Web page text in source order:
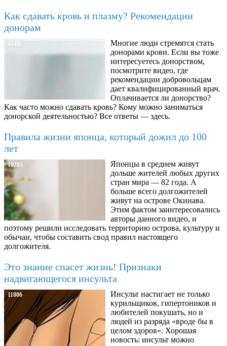
Как сдавать кровь и плазму? Рекомендации
донорам
4143
Многие люди стремятся стать
донорами крови. Если вы тоже
интересуетесь донорством,
посмотрите видео, где
рекомендации добровольцам
дает квалифицированный врач.
Оплачивается ли донорство?
Как часто можно сдавать кровь? Кому можно заниматься
донорской деятельностью? Все ответы — здесь.
Правила жизни японца, который дожил до 100
лет
10283
Японцы в среднем живут
дольше жителей любых других
стран мира — 82 года. А
больше всего долгожителей
живут на острове Окинава.
Этим фактом заинтересовались
авторы данного видео, и
поэтому решили исследовать территорию острова, культуру и
обычаи, чтобы составить свод правил настоящего
долгожителя.
Это знание спасет жизнь! Признаки
надвигающегося инсульта
11806
Инсульт настигает не только
курильщиков, гипертоников и
любителей покушать, но и
людей из разряда «вроде бы в
целом здоров». Хорошая
новость: инсульт можно